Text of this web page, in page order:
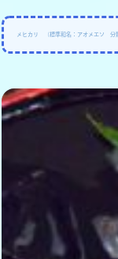
メヒカリ （標準和名：アオメエソ 分